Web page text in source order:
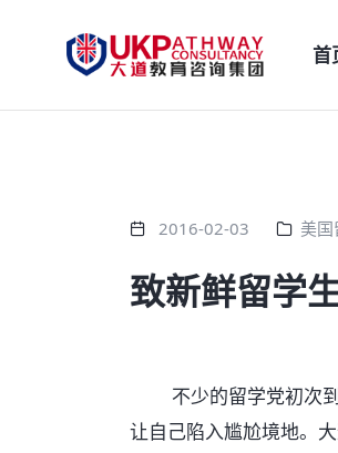
首
2016-02-03 美
致新鲜留学
不少的留学党初次到
让自己陷入尴尬境地。